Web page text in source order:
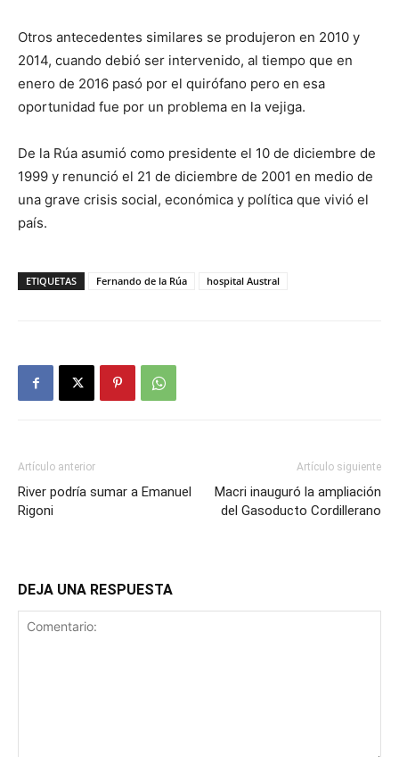
Otros antecedentes similares se produjeron en 2010 y
2014, cuando debió ser intervenido, al tiempo que en
enero de 2016 pasó por el quirófano pero en esa
oportunidad fue por un problema en la vejiga.
De la Rúa asumió como presidente el 10 de diciembre de
1999 y renunció el 21 de diciembre de 2001 en medio de
una grave crisis social, económica y política que vivió el
país.
ETIQUETAS Fernando de la Rúa hospital Austral
Artículo anterior
River podría sumar a Emanuel
Rigoni
Artículo siguiente
Macri inauguró la ampliación
del Gasoducto Cordillerano
DEJA UNA RESPUESTA